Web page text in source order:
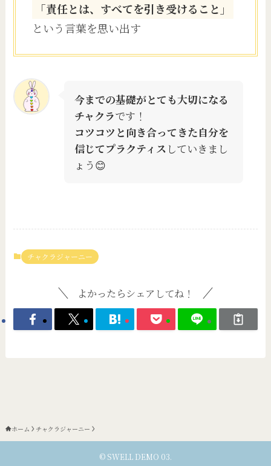
「責任とは、すべてを引き受けること」
という言葉を思い出す
今までの基礎がとても大切になる
チャクラです！
コツコツと向き合ってきた自分を
信じてプラクティス していきまし
ょう😊
チャクラジャーニー
よかったらシェアしてね！
ホーム チャクラジャーニー
© SWELL DEMO 03.